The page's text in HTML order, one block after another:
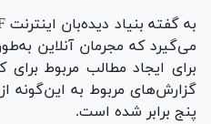
می‌گیرد که مجرمان آنلاین
برای ایجاد مطالب مربوط
پنج برابر شده است.